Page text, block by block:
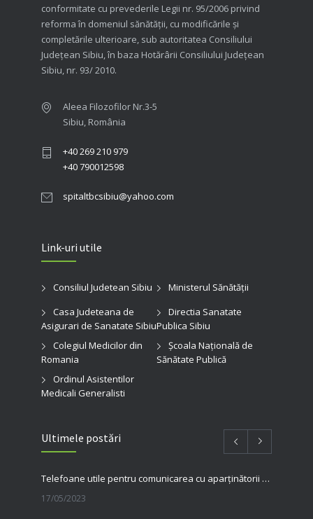
conformitate cu prevederile Legii nr. 95/2006 privind
reforma în domeniul sănătăţii, cu modificările şi
completările ulterioare, sub autoritatea Consiliului
Judeţean Sibiu, în baza Hotărârii Consiliului Judeţean
Sibiu, nr. 93/ 2010.
Aleea Filozofilor Nr.3-5
Sibiu, România
+40 269 210 979
+40 790012598
spitaltbcsibiu@yahoo.com
Link-uri utile
Consiliul Judetean Sibiu
Ministerul Sănătății
Casa Judeteana de
Asigurari de Sanatate Sibiu
Directia Sanatate
Publica Sibiu
Colegiul Medicilor din
Romania
Şcoala Naţională de
Sănătate Publică
Ordinul Asistentilor
Medicali Generalisti
Ultimele postări
Telefoane utile pentru comunicarea cu aparținătorii pacienților internați în spitalul nostru
17/05/2023